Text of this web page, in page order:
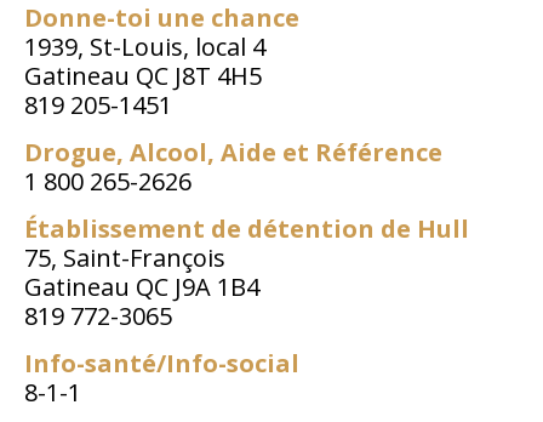
Donne-toi une chance
1939, St-Louis, local 4
Gatineau QC J8T 4H5
819 205-1451
Drogue, Alcool, Aide et Référence
1 800 265-2626
Établissement de détention de Hull
75, Saint-François
Gatineau QC J9A 1B4
819 772-3065
Info-santé/Info-social
8-1-1